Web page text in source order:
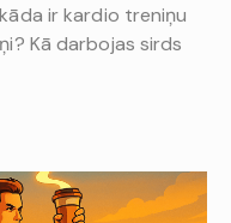
ir kardio treniņu
Kā darbojas sirds